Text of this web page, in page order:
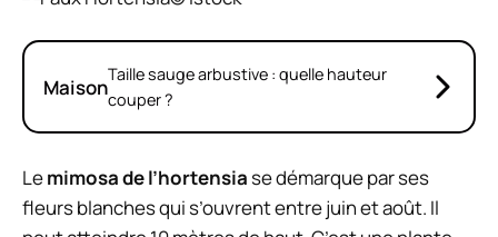
MaisonTaille sauge arbustive : quelle hauteur
couper ?
Lemimosa de l’hortensiase démarque par ses
fleurs blanches qui s’ouvrent entre juin et août. Il